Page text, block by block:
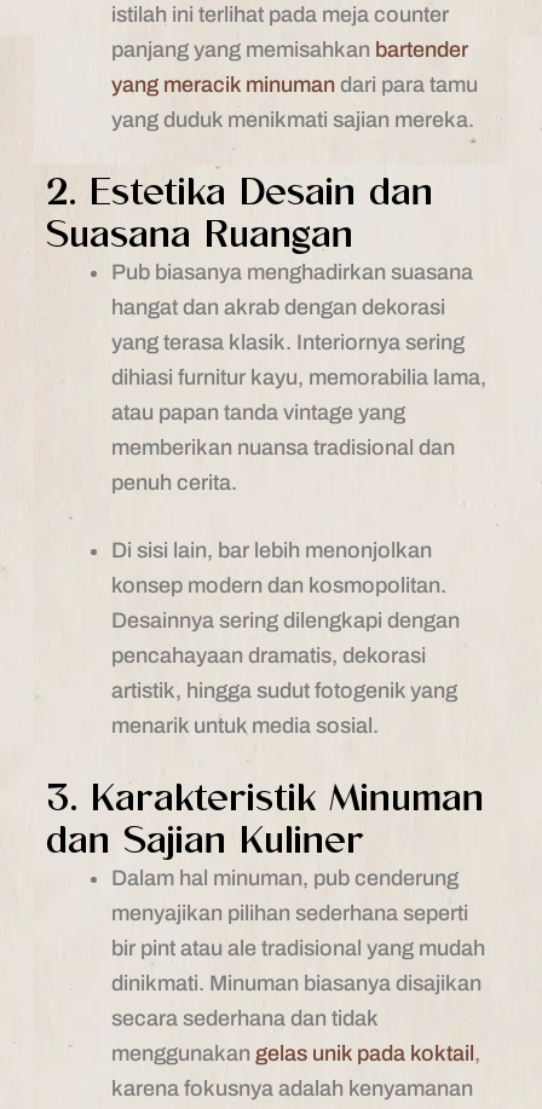
istilah ini terlihat pada meja counter
panjang yang memisahkan bartender
yang meracik minumandari para tamu
yang duduk menikmati sajian mereka.
2. Estetika Desain dan
Suasana Ruangan
Pub biasanya menghadirkan suasana
hangat dan akrab dengan dekorasi
yang terasa klasik. Interiornya sering
dihiasi furnitur kayu, memorabilia lama,
atau papan tanda vintage yang
memberikan nuansa tradisional dan
penuh cerita.
Di sisi lain, bar lebih menonjolkan
konsep modern dan kosmopolitan.
Desainnya sering dilengkapi dengan
pencahayaan dramatis, dekorasi
artistik, hingga sudut fotogenik yang
menarik untuk media sosial.
3. Karakteristik Minuman
dan Sajian Kuliner
Dalam hal minuman, pub cenderung
menyajikan pilihan sederhana seperti
bir pint atau ale tradisional yang mudah
dinikmati. Minuman biasanya disajikan
secara sederhana dan tidak
menggunakan gelas unik pada koktail,
karena fokusnya adalah kenyamanan